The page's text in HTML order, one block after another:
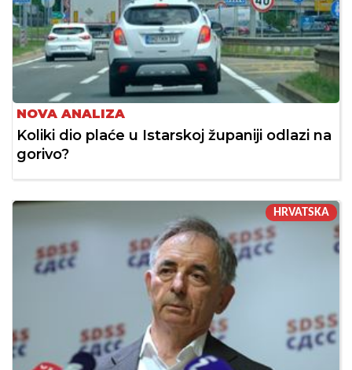
NOVA ANALIZA
Koliki dio plaće u Istarskoj županiji odlazi na
gorivo?
HRVATSKA